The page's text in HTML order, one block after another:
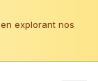
explorant nos